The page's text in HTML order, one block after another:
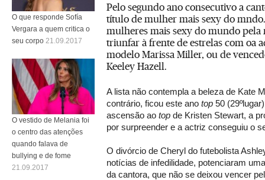
Pelo segundo ano consecutivo a
título de mulher mais sexy do
mulheres mais sexy do mundo pela
triunfar à frente de estrelas com oa
modelo Marissa Miller, ou de
Keeley Hazell.
A lista não contempla a beleza de Kate
contrário, ficou este ano top 50
ascensão ao top de Kristen Stewart, a
por surpreender e a actriz conseguiu o
O divórcio de Cheryl do futebolista
notícias de infedilidade, potenciaram
da cantora, que não se deixou vencer
O que responde Sofía
Vergara a quem critica o
seu corpo 21.09.2017
O vestido de Melania foi
o centro das atenções
quando falava de
bullying e de fome
21.09.2017